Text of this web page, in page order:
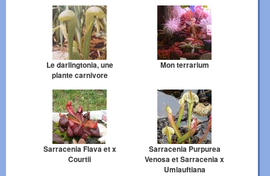
Le darlingtonia, une
plante carnivore
Mon terrarium
Sarracenia Flava et x
Courtii
Sarracenia Purpurea
Venosa et Sarracenia x
Umlauftiana